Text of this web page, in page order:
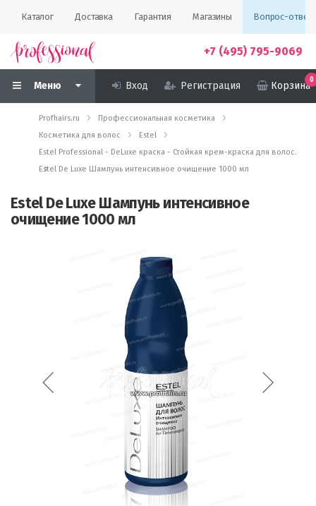
Каталог Доставка Гарантия Магазины Вопрос-ответ
+7 (495) 795-9069
Меню Вход Регистрация Корзина
0
Profhairs.ru
Профессиональная косметика
Косметика для волос
Estel
Estel Professional - DeLuxe краска - Стойкая крем-краска для волос.
Estel De Luxe Шампунь интенсивное очищение 1000 мл
Estel De Luxe Шампунь интенсивное
очищение 1000 мл